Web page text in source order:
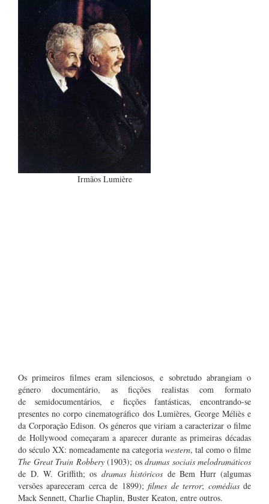
Irmãos Lumière
Os primeiros filmes eram silenciosos, e sobretudo abrangiam o
género documentário, as ficções realistas com formato
de semidocumentários, e ficções fantásticas, encontrando-se
presentes no corpo cinematográfico dos Lumières, George Méliès e
da Corporação Edison. Os géneros que viriam a caracterizar o filme
de Hollywood começaram a aparecer durante as primeiras décadas
do século XX: nomeadamente na categoria western, tal como o filme
The Great Train Robbery (1903); os dramas sociais melodramáticos
de D. W. Griffith; os dramas históricos de Bem Hurr (algumas
versões apareceram cerca de 1899);filmes de terror; comédiasde
Mack Sennett, Charlie Chaplin, Buster Keaton, entre outros.